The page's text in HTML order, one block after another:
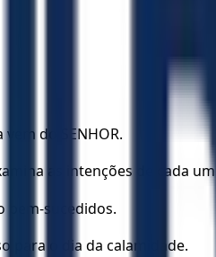
do SENHOR.
as intenções de cada um.
bem-sucedidos.
para o dia da calamidade.